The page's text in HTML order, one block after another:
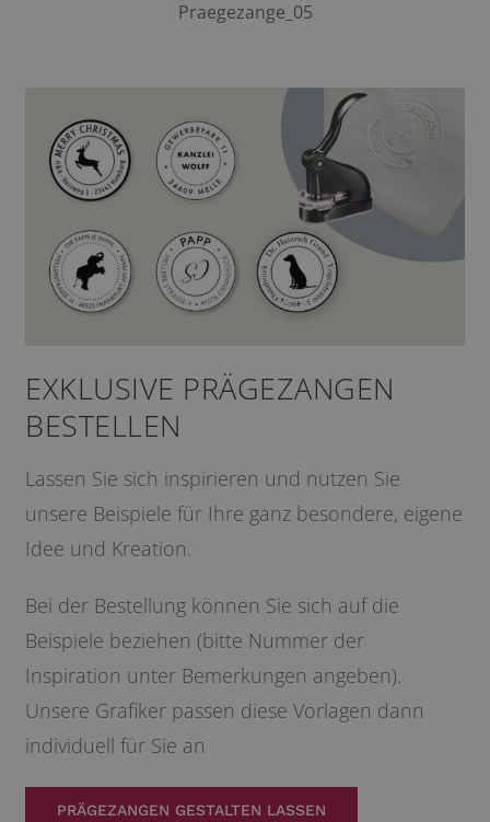
Praegezange_05
EXKLUSIVE PRÄGEZANGEN
BESTELLEN
Lassen Sie sich inspirieren und nutzen Sie
unsere Beispiele für Ihre ganz besondere, eigene
Idee und Kreation.
Bei der Bestellung können Sie sich auf die
Beispiele beziehen (bitte Nummer der
Inspiration unter Bemerkungen angeben).
Unsere Grafiker passen diese Vorlagen dann
individuell für Sie an
PRÄGEZANGEN GESTALTEN LASSEN